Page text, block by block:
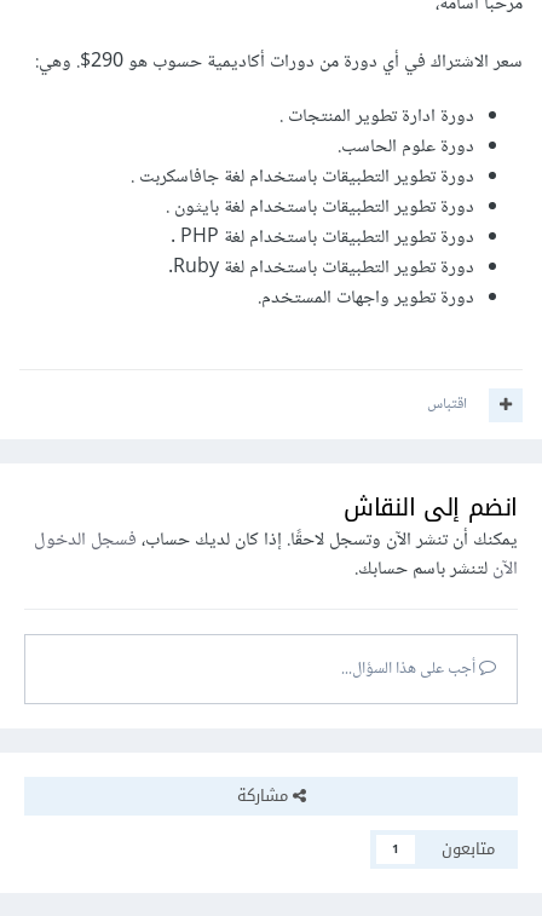
سعر الاشتراك في أي دورة من دورات أكاديمية حسوب هو 290$. وهي:
دورة ادارة تطوير المنتجات .
دورة علوم الحاسب.
دورة تطوير التطبيقات باستخدام لغة جافاسكربت .
دورة تطوير التطبيقات باستخدام لغة بايثون .
دورة تطوير التطبيقات باستخدام لغة PHP .
دورة تطوير التطبيقات باستخدام لغة Ruby.
دورة تطوير واجهات المستخدم.
اقتباس
انضم إلى النقاش
يمكنك أن تنشر الآن وتسجل لاحقًا. إذا كان لديك حساب،فسجل الدخول
الآنلتنشر باسم حسابك.
أجب على هذا السؤال...
مشاركة
متابعون
1